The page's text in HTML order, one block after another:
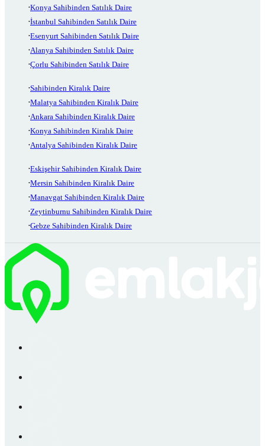
Konya Sahibinden Satılık Daire
İstanbul Sahibinden Satılık Daire
Esenyurt Sahibinden Satılık Daire
Alanya Sahibinden Satılık Daire
Çorlu Sahibinden Satılık Daire
Sahibinden Kiralık Daire
Malatya Sahibinden Kiralık Daire
Ankara Sahibinden Kiralık Daire
Konya Sahibinden Kiralık Daire
Antalya Sahibinden Kiralık Daire
Eskişehir Sahibinden Kiralık Daire
Mersin Sahibinden Kiralık Daire
Manavgat Sahibinden Kiralık Daire
Zeytinburnu Sahibinden Kiralık Daire
Gebze Sahibinden Kiralık Daire